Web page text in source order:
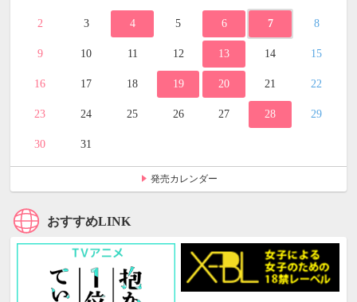
2 3 4 5 6 7 8
9 10 11 12 13 14 15
16 17 18 19 20 21 22
23 24 25 26 27 28 29
30 31
発売カレンダー
おすすめLINK